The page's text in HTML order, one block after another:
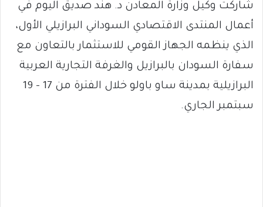
شاركت وكيل وزارة المعادن د. هند صديق اليوم في
أعمال المنتدى الاقتصادي السوداني البرازيلي الأول،
الذي ينظمه الجهاز القومي للاستثمار بالتعاون مع
سفارة السودان بالبرازيل والغرفة التجارية العربية
البرازيلية بمدينة ساو باولو خلال الفترة من 17 – 19
سبتمبر الجاري.